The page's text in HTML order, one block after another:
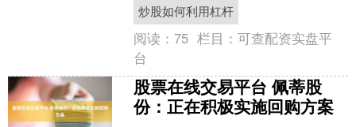
股份回复....
炒股如何利用杠杆
阅读：75 栏目：可查配资实盘平
台
股票在线交易平台 佩蒂股
份：正在积极实施回购方案